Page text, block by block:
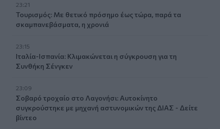
23:21
Τουρισμός: Με θετικό πρόσημο έως τώρα, παρά τα
σκαμπανεβάσματα, η χρονιά
23:15
Ιταλία-Ισπανία: Κλιμακώνεται η σύγκρουση για τη
Συνθήκη Σένγκεν
23:09
Σοβαρό τροχαίο στο Λαγονήσι: Αυτοκίνητο
συγκρούστηκε με μηχανή αστυνομικών της ΔΙΑΣ - Δείτε
βίντεο